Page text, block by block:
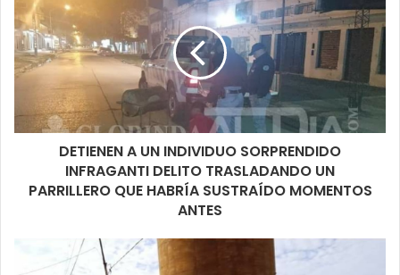
jueves por cualquier eventualidad, el predio se encuentra limpio
y ordenado para que quienes tengan a sus seres queridos
puedan estar más cómodos, de igual forma se recomienda
tomar precauciones con repelente principalmente ya que las
últimas lluvias hicieron que exista mayor proliferación de
mosquitos. Al igual que en el anterior caso, solicitan que
quienes concurran lo hagan cuidando la limpieza del predio y
respeten los espacios ocupados por otras personas.
DETIENEN A UN INDIVIDUO SORPRENDIDO
INFRAGANTI DELITO TRASLADANDO UN
PARRILLERO QUE HABRÍA SUSTRAÍDO MOMENTOS
ANTES